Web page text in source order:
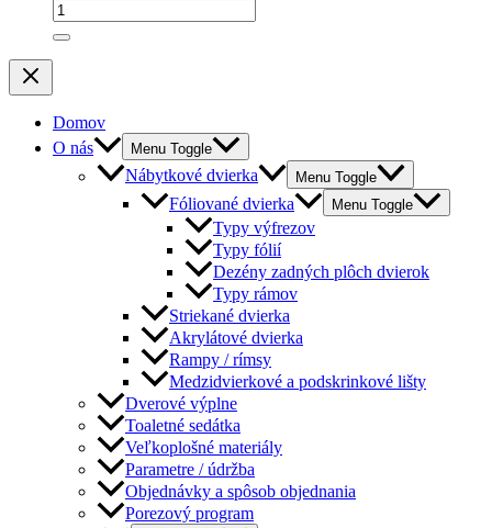
Domov
O nás
Menu Toggle
Nábytkové dvierka Menu Toggle
Fóliované dvierka Menu Toggle
Typy výfrezov
Typy fólií
Dezény zadných plôch dvierok
Typy rámov
Striekané dvierka
Akrylátové dvierka
Rampy / rímsy
Medzidvierkové a podskrinkové lišty
Dverové výplne
Toaletné sedátka
Veľkoplošné materiály
Parametre / údržba
Objednávky a spôsob objednania
Porezový program